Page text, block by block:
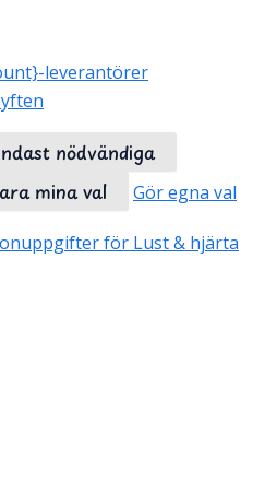
leverantörer
nödvändiga
mina val Gör egna val
för Lust & hjärta